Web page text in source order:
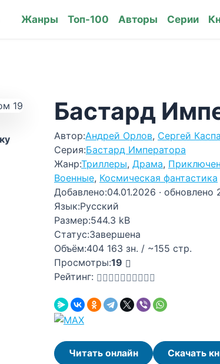
Жанры Топ-100 Авторы Серии
Бастард
Автор:Андрей Орлов, Сергей
Серия:Бастард Императора
Жанр:Триллеры, Драма,
Военные, Космическая фантастика
Добавлено:04.01.2026 · обновлено
Язык:Русский
Размер:544.3 kB
Статус:Завершена
Объём:404 163 зн. / ~155 стр.
Просмотры:19
Рейтинг:
Читать онлайн Скачать